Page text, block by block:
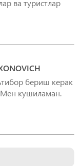
ва туристлар
бериш керак
Мен кушиламан.